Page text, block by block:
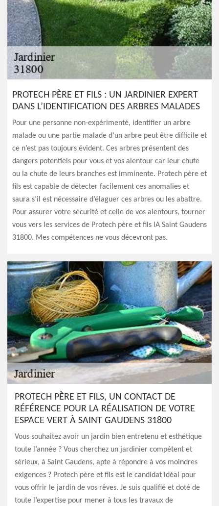
PROTECH PÈRE ET FILS : UN JARDINIER EXPERT
DANS L’IDENTIFICATION DES ARBRES MALADES
Pour une personne non-expérimenté, identifier un arbre
malade ou une partie malade d’un arbre peut être difficile et
ce n’est pas toujours évident. Ces arbres présentent des
dangers potentiels pour vous et vos alentour car leur chute
ou la chute de leurs branches est imminente. Protech père et
fils est capable de détecter facilement ces anomalies et
saura s’il est nécessaire d’élaguer ces arbres ou les abattre.
Pour assurer votre sécurité et celle de vos alentours, tourner
vous vers les services de Protech père et fils lA Saint Gaudens
31800. Mes compétences ne vous décevront pas.
PROTECH PÈRE ET FILS, UN CONTACT DE
RÉFÉRENCE POUR LA RÉALISATION DE VOTRE
ESPACE VERT À SAINT GAUDENS 31800
Vous souhaitez avoir un jardin bien entretenu et esthétique
toute l’année ? Vous cherchez un jardinier compétent et
sérieux, à Saint Gaudens, apte à répondre à vos moindres
exigences ? Protech père et fils est le candidat idéal pour
vous offrir le jardin de vos rêves. Je suis qualifié et doté de
toute l’expertise pour mener à tous les travaux de